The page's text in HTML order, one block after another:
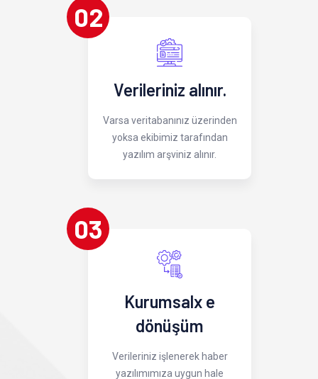
02
Verileriniz alınır.
Varsa veritabanınız üzerinden
yoksa ekibimiz tarafından
yazılım arşviniz alınır.
03
Kurumsalx e
dönüşüm
Verileriniz işlenerek haber
yazılımımıza uygun hale